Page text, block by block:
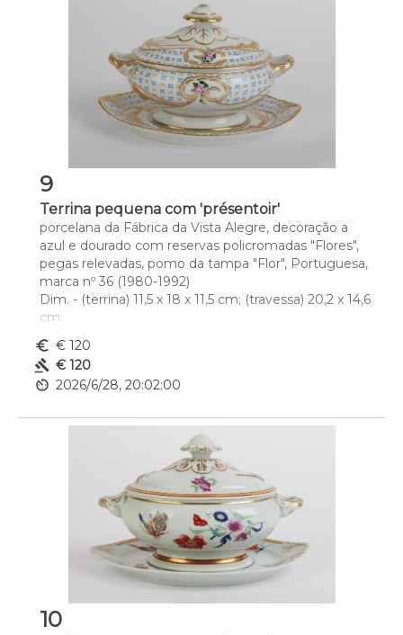
9
Terrina pequena com 'présentoir'
porcelana da Fábrica da Vista Alegre, decoração a
azul e dourado com reservas policromadas "Flores",
pegas relevadas, pomo da tampa "Flor", Portuguesa,
marca nº 36 (1980-1992)
Dim. - (terrina) 11,5 x 18 x 11,5 cm; (travessa) 20,2 x 14,6
cm
euro_symbol € 120
gavel € 120
av_timer 2026/6/28, 20:02:00
10